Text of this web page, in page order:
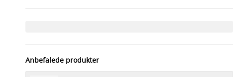
Anbefalede produkter